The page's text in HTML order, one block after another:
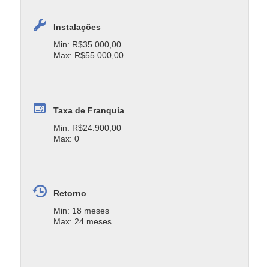
Instalações
Min: R$35.000,00
Max: R$55.000,00
Taxa de Franquia
Min: R$24.900,00
Max: 0
Retorno
Min: 18 meses
Max: 24 meses